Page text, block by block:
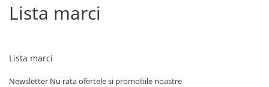
Lista marci
Lista marci
Newsletter Nu rata ofertele si promotiile noastre